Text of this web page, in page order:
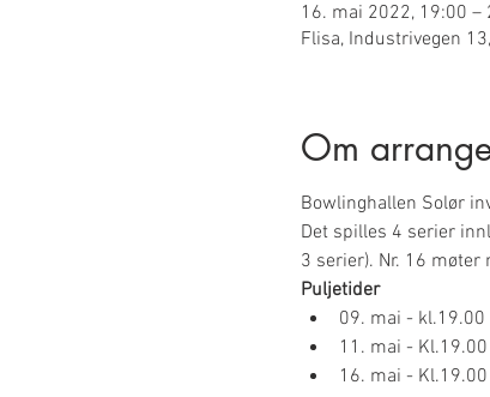
16. mai 2022, 19:00 –
Flisa, Industrivegen
Om
Bowlinghallen Solør
Det spilles 4 serier
3 serier). Nr. 16 møter
Puljetider
09. mai - kl.19.00
11. mai - Kl.19.00
16. mai - Kl.19.00